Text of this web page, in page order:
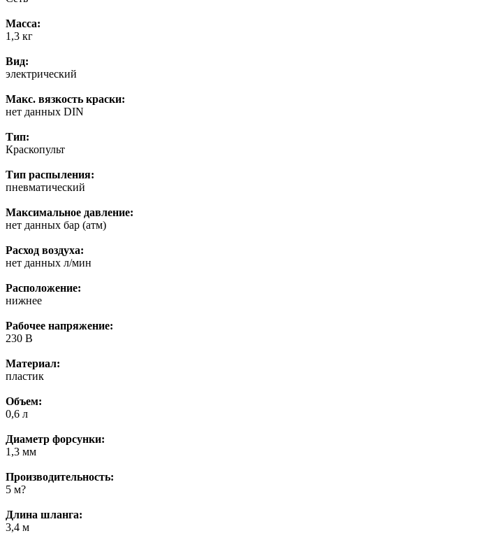
Масса:
1,3 кг
Вид:
электрический
Макс. вязкость краски:
нет данных DIN
Тип:
Краскопульт
Тип распыления:
пневматический
Максимальное давление:
нет данных бар (атм)
Расход воздуха:
нет данных л/мин
Расположение:
нижнее
Рабочее напряжение:
230 В
Материал:
пластик
Объем:
0,6 л
Диаметр форсунки:
1,3 мм
Производительность:
5 м?
Длина шланга:
3,4 м